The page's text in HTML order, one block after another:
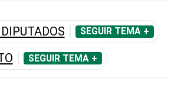
SEGUIR TEMA +
SEGUIR TEMA +